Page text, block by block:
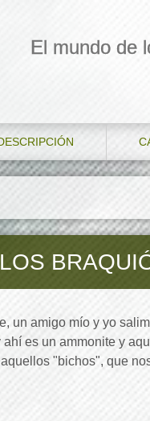
El mundo de
amigo mío y yo
es un ammonite y
"bichos", que